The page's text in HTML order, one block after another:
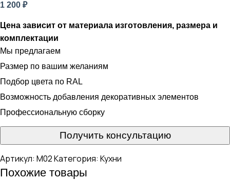
1 200 ₽
Цена зависит от материала изготовления, размера и
комплектации
Мы предлагаем
Размер по вашим желаниям
Подбор цвета по RAL
Возможность добавления декоративных элементов
Профессиональную сборку
Получить консультацию
Артикул: М02Категория: Кухни
Похожие товары